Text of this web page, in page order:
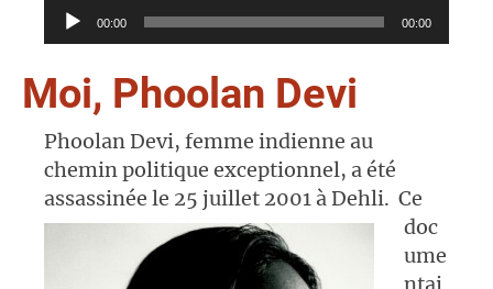
Lecteur
audio
00:00 00:00
Moi, Phoolan Devi
Phoolan Devi, femme indienne au
chemin politique exceptionnel, a été
assassinée le 25 juillet 2001 à Dehli. Ce
doc
ume